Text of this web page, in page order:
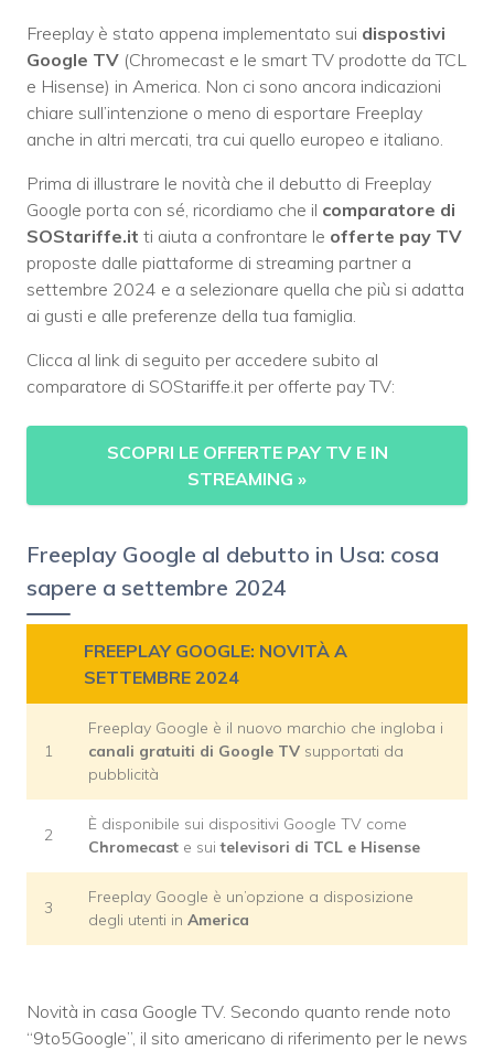
Freeplay è stato appena implementato sui dispostivi
Google TV (Chromecast e le smart TV prodotte da TCL
e Hisense) in America. Non ci sono ancora indicazioni
chiare sull’intenzione o meno di esportare Freeplay
anche in altri mercati, tra cui quello europeo e italiano.
Prima di illustrare le novità che il debutto di Freeplay
Google porta con sé, ricordiamo che il comparatore di
SOStariffe.it ti aiuta a confrontare le offerte pay TV
proposte dalle piattaforme di streaming partner a
settembre 2024 e a selezionare quella che più si adatta
ai gusti e alle preferenze della tua famiglia.
Clicca al link di seguito per accedere subito al
comparatore di SOStariffe.it per offerte pay TV:
SCOPRI LE OFFERTE PAY TV E IN
STREAMING »
Freeplay Google al debutto in Usa: cosa
sapere a settembre 2024
FREEPLAY GOOGLE: NOVITÀ A
SETTEMBRE 2024
1
Freeplay Google è il nuovo marchio che ingloba i
canali gratuiti di Google TV supportati da
pubblicità
2
È disponibile sui dispositivi Google TV come
Chromecast e suitelevisori di TCL e Hisense
3
Freeplay Google è un’opzione a disposizione
degli utenti in America
Novità in casa Google TV. Secondo quanto rende noto
“9to5Google”, il sito americano di riferimento per le news